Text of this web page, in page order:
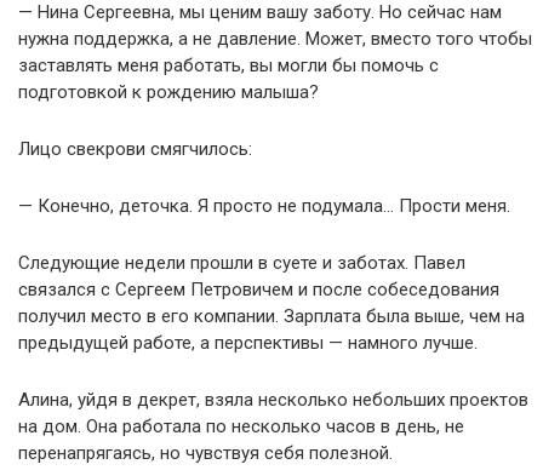
— Нина Сергеевна, мы ценим вашу заботу. Но сейчас нам
нужна поддержка, а не давление. Может, вместо того чтобы
заставлять меня работать, вы могли бы помочь с
подготовкой к рождению малыша?
Лицо свекрови смягчилось:
— Конечно, деточка. Я просто не подумала… Прости меня.
Следующие недели прошли в суете и заботах. Павел
связался с Сергеем Петровичем и после собеседования
получил место в его компании. Зарплата была выше, чем на
предыдущей работе, а перспективы — намного лучше.
Алина, уйдя в декрет, взяла несколько небольших проектов
на дом. Она работала по несколько часов в день, не
перенапрягаясь, но чувствуя себя полезной.